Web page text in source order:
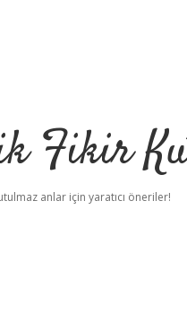
Fikir
anlar için yaratıcı öneriler!